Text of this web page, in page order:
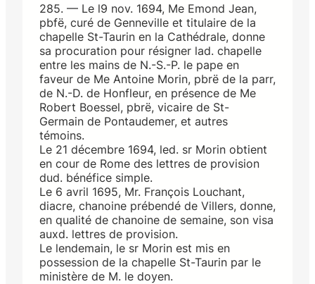
285. — Le l9 nov. 1694, Me Emond Jean,
pbfë, curé de Genneville et titulaire de la
chapelle St-Taurin en la Cathédrale, donne
sa procuration pour résigner lad. chapelle
entre les mains de N.-S.-P. le pape en
faveur de Me Antoine Morin, pbrë de la parr,
de N.-D. de Honfleur, en présence de Me
Robert Boessel, pbrë, vicaire de St-
Germain de Pontaudemer, et autres
témoins.
Le 21 décembre 1694, led. sr Morin obtient
en cour de Rome des lettres de provision
dud. bénéfice simple.
Le 6 avril 1695, Mr. François Louchant,
diacre, chanoine prébendé de Villers, donne,
en qualité de chanoine de semaine, son visa
auxd. lettres de provision.
Le lendemain, le sr Morin est mis en
possession de la chapelle St-Taurin par le
ministère de M. le doyen.